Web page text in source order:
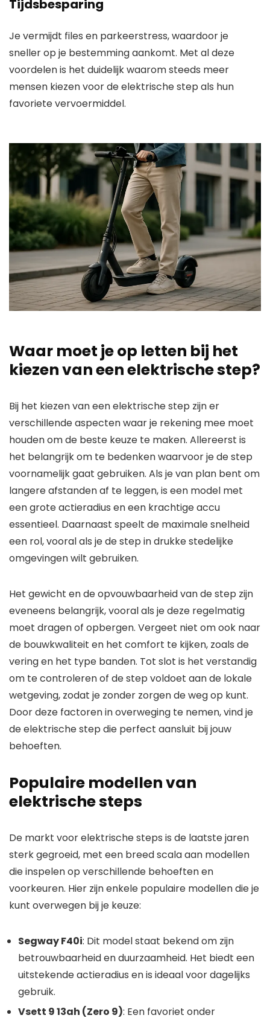
Tijdsbesparing
Je vermijdt files en parkeerstress, waardoor je
sneller op je bestemming aankomt. Met al deze
voordelen is het duidelijk waarom steeds meer
mensen kiezen voor de elektrische step als hun
favoriete vervoermiddel.
Waar moet je op letten bij het
kiezen van een elektrische step?
Bij het kiezen van een elektrische step zijn er
verschillende aspecten waar je rekening mee moet
houden om de beste keuze te maken. Allereerst is
het belangrijk om te bedenken waarvoor je de step
voornamelijk gaat gebruiken. Als je van plan bent om
langere afstanden af te leggen, is een model met
een grote actieradius en een krachtige accu
essentieel. Daarnaast speelt de maximale snelheid
een rol, vooral als je de step in drukke stedelijke
omgevingen wilt gebruiken.
Het gewicht en de opvouwbaarheid van de step zijn
eveneens belangrijk, vooral als je deze regelmatig
moet dragen of opbergen. Vergeet niet om ook naar
de bouwkwaliteit en het comfort te kijken, zoals de
vering en het type banden. Tot slot is het verstandig
om te controleren of de step voldoet aan de lokale
wetgeving, zodat je zonder zorgen de weg op kunt.
Door deze factoren in overweging te nemen, vind je
de elektrische step die perfect aansluit bij jouw
behoeften.
Populaire modellen van
elektrische steps
De markt voor elektrische steps is de laatste jaren
sterk gegroeid, met een breed scala aan modellen
die inspelen op verschillende behoeften en
voorkeuren. Hier zijn enkele populaire modellen die je
kunt overwegen bij je keuze:
Segway F40i: Dit model staat bekend om zijn
betrouwbaarheid en duurzaamheid. Het biedt een
uitstekende actieradius en is ideaal voor dagelijks
gebruik.
Vsett 9 13ah (Zero 9): Een favoriet onder